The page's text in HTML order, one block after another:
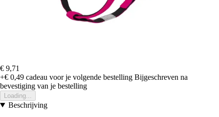
€ 9,71
+€ 0,49 cadeau voor je volgende bestelling Bijgeschreven na
bevestiging van je bestelling
Loading...
Beschrijving